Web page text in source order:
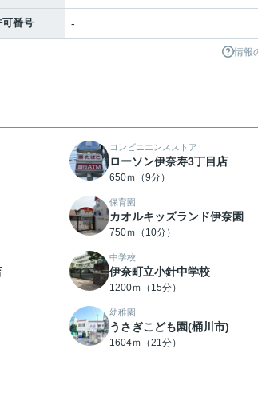
可番号 -
情報
コンビニエンスストア
ローソン伊奈寿3丁目店
650ｍ（9分）
保育園
カオルキッズランド伊奈園
750ｍ（10分）
中学校
伊奈町立小針中学校
1200ｍ（15分）
幼稚園
うさぎこども園(桶川市)
1604ｍ（21分）